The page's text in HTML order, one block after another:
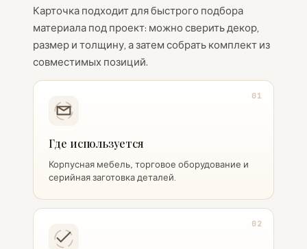
Карточка подходит для быстрого подбора
материала под проект: можно сверить декор,
размер и толщину, а затем собрать комплект из
совместимых позиций.
01
Где используется
Корпусная мебель, торговое оборудование и
серийная заготовка деталей.
02